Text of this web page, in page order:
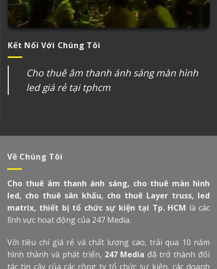
Kết Nối Với Chúng Tôi
Cho thuê âm thanh ánh sáng màn hình
led giá rẻ tại tphcm
Về Chúng Tôi
Cho thuê âm thanh ánh sáng, cho thuê màn hình
led, cho thuê sân khấu, cho thuê Layer truss, led
matrix, thiết bị tổ chức sự kiện tại Tp. HCM là các
lĩnh vực hoạt động của 247 Media.
Với tiêu chí giá rẻ và chất lượng cao, trải qua 10 năm
hình thành và phát triển, 247 Media đã trở thành đối
tác tin cậy của các công ty tổ chức sự kiện, các doanh